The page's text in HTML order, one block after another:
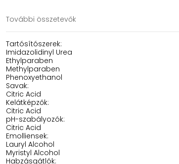
További összetevők
Tartósítószerek:
Imidazolidinyl Urea
Ethylparaben
Methylparaben
Phenoxyethanol
Savak:
Citric Acid
Kelátképzők:
Citric Acid
pH-szabályozók:
Citric Acid
Emolliensek:
Lauryl Alcohol
Myristyl Alcohol
Habzásgátlók: